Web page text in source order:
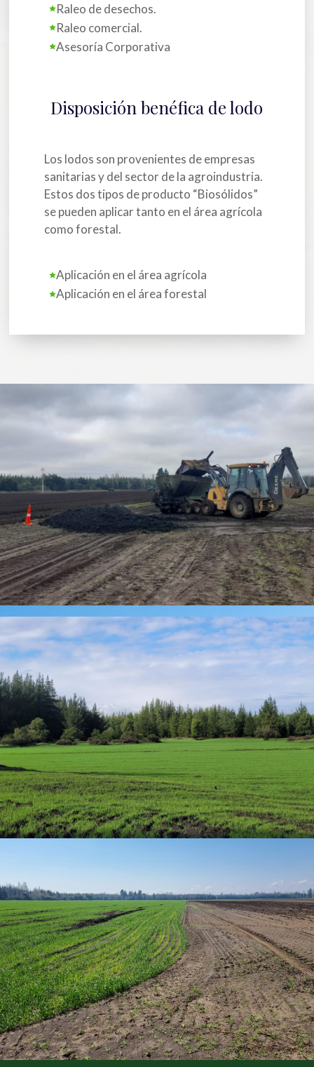
Raleo de desechos.
Raleo comercial.
Asesoría Corporativa
Disposición benéfica de lodo
Los lodos son provenientes de empresas
sanitarias y del sector de la agroindustria.
Estos dos tipos de producto “Biosólidos”
se pueden aplicar tanto en el área agrícola
como forestal.
Aplicación en el área agrícola
Aplicación en el área forestal